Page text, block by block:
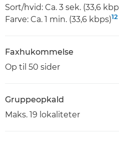
Sort/hvid: Ca. 3 sek. (33,6
Farve: Ca. 1 min. (33,6 kbps)12
Faxhukommelse
Op til 50 sider
Gruppeopkald
Maks. 19 lokaliteter